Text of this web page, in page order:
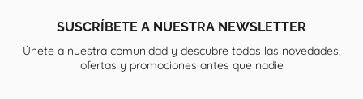
SUSCRÍBETE A NUESTRA NEWSLETTER
Únete a nuestra comunidad y descubre todas las novedades,
ofertas y promociones antes que nadie